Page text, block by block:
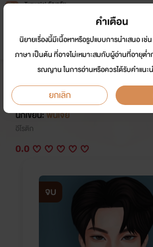
Tunwalai ธัญวลัย
หน้าแรก นิยาย อีบุ๊ก การ์ตูน
Adopted Sister หวงรักน้
บุญธรรม
นักเขียน:พันเจีย
อีโรติก
0.0
จบ
คำเตือน
นิยายเรื่องนี้มีเนื้อหาหรือรูปแบบการนำเสนอ เ
ภาษา เป็นต้น ที่อาจไม่เหมาะสมกับผู้อ่านที่อายุต่ำ
รณญาน ในการอ่านหรือควรได้รับคำแน
ยกเลิก